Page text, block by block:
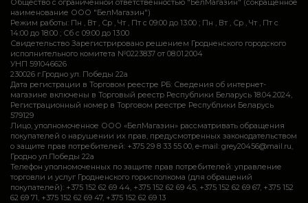
наименование ООО "БелМагазин")
Режим работы: Пн , Вт , Ср , Чт , Пт c 09:00 до 13:00 ; Пн , Вт , Ср , Чт , Пт c
14:00 до 18:00 ; Сб c 09:00 до 13:00
Свидетельство Зарегистрировано решением Гродненского городского
исполнительного комитета №0223837 от 08.01.2004
УНП 591046626
230026 г.Гродно ул. Победы 22а
Дата регистрации в Торговом реестре РБ: Сведения об интернет-
магазине включены в Торговый реестр Республики Беларусь 18.04.2024,
Регистрационный номер в Торговом реестре Республики Беларусь
579129
Лицо, уполномоченное ООО «БелМагазин» рассматривать обращения
покупателей о нарушении их прав, предусмотренных законодательством
о защите прав потребителей: +375 29 8 33 55 00, e-mail: grey20456@mail.ru,
Гродно ул.Победы 22а
Телефон уполномоченных по защите прав потребителей: управление
торговли и услуг Гродненского горисполкома (для обращений
покупателей): +375 152 62 69 44, +375 152 62 69 45, +375 152 62 69 67, +375 152
62 69 71, +375 152 62 69 47, +375 152 62 69 13